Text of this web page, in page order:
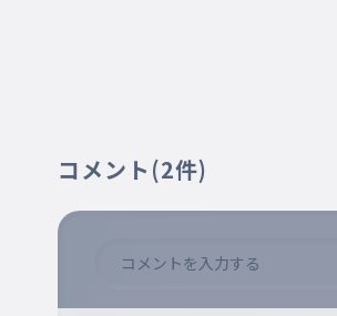
コメント (2件)